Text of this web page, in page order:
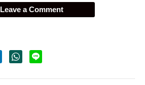
Leave a Comment